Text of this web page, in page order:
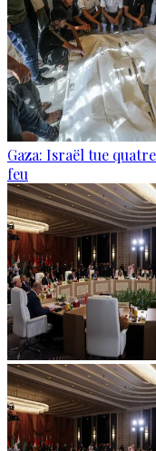
Gaza: Israël tue
feu